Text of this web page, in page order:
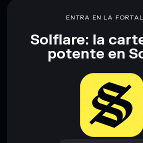
ENTRA EN LA
Solflare: la
potente en
Descargar